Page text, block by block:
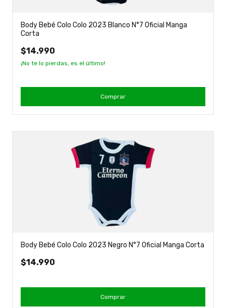
Body Bebé Colo Colo 2023 Blanco N°7 Oficial Manga
Corta
$14.990
¡No te lo pierdas, es el último!
Comprar
Body Bebé Colo Colo 2023 Negro N°7 Oficial Manga Corta
$14.990
Comprar